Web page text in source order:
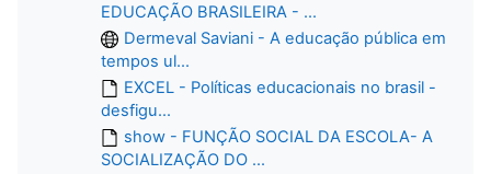
EDUCAÇÃO BRASILEIRA - ...
Dermeval Saviani - A educação pública em
tempos ul...
EXCEL - Políticas educacionais no brasil -
desfigu...
show - FUNÇÃO SOCIAL DA ESCOLA- A
SOCIALIZAÇÃO DO ...